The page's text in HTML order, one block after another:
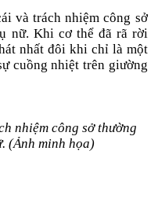
và trách nhiệm công sở
nữ. Khi cơ thể đã rã rời
nhất đôi khi chỉ là một
cuồng nhiệt trên giường
nhiệm công sở thường
(Ảnh minh họa)